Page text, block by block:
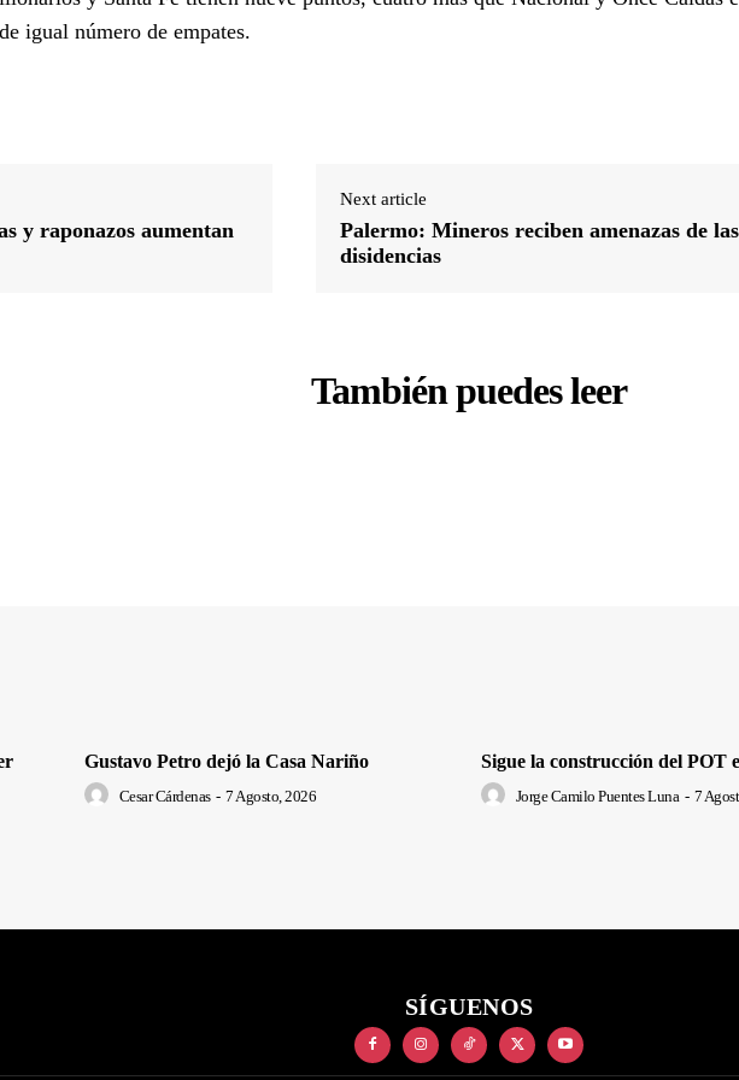
igual número de empates.
y raponazos aumentan
Next article
Palermo: Mineros reciben amenazas de las
disidencias
También puedes leer
Gustavo Petro dejó la Casa Nariño
Cesar Cárdenas - 7 Agosto, 2026
Sigue la construcción del POT
Jorge Camilo Puentes Luna - 7
SÍGUENOS